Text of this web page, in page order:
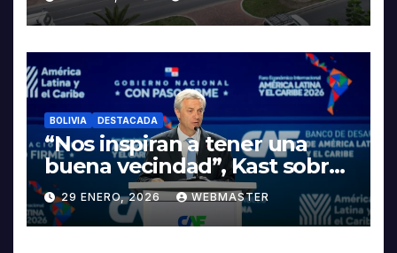
LA ELECTROMOVILIDAD Y LA
INDUSTRIALIZACIÓN DEL
LITIO
BOLIVIA DESTACADA
“Nos inspiran a tener una
buena vecindad”, Kast sobre
discurso del presidente
Rodrigo Paz
29 ENERO, 2026 WEBMASTER